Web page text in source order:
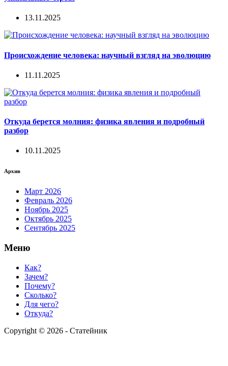
13.11.2025
Происхождение человека: научный взгляд на эволюцию
11.11.2025
Откуда берется молния: физика явления и подробный
разбор
10.11.2025
Архив
Март 2026
Февраль 2026
Ноябрь 2025
Октябрь 2025
Сентябрь 2025
Меню
Как?
Зачем?
Почему?
Сколько?
Для чего?
Откуда?
Copyright © 2026 - Статейник